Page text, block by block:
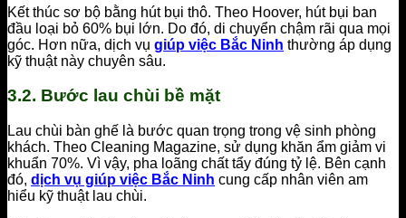
Kết thúc sơ bộ bằng hút bụi thô. Theo Hoover, hút bụi ban
đầu loại bỏ 60% bụi lớn. Do đó, di chuyển chậm rãi qua mọi
góc. Hơn nữa, dịch vụ giúp việc Bắc Ninh thường áp dụng
kỹ thuật này chuyên sâu.
3.2. Bước lau chùi bề mặt
Lau chùi bàn ghế là bước quan trọng trong vệ sinh phòng
khách. Theo Cleaning Magazine, sử dụng khăn ẩm giảm vi
khuẩn 70%. Vì vậy, pha loãng chất tẩy đúng tỷ lệ. Bên cạnh
đó, dịch vụ giúp việc Bắc Ninh cung cấp nhân viên am
hiểu kỹ thuật lau chùi.